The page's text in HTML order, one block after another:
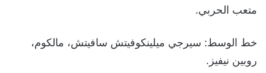
متعب الحربي.
خط الوسط: سيرجي ميلينكوفيتش سافيتش، مالكوم،
روبين نيفيز.